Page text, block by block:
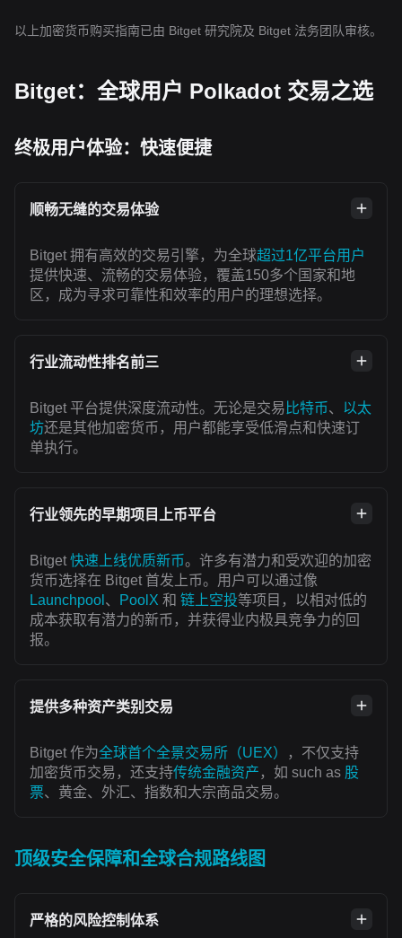
以上加密货币购买指南已由 Bitget 研究院及 Bitget 法务团队审核。
Bitget：全球用户 Polkadot 交易之选
终极用户体验：快速便捷
顺畅无缝的交易体验
Bitget 拥有高效的交易引擎，为全球超过1亿平台用户
提供快速、流畅的交易体验，覆盖150多个国家和地
区，成为寻求可靠性和效率的用户的理想选择。
行业流动性排名前三
Bitget 平台提供深度流动性。无论是交易 比特币、 以太
坊还是其他加密货币，用户都能享受低滑点和快速订
单执行。
行业领先的早期项目上币平台
Bitget 快速上线优质新币。许多有潜力和受欢迎的加密
货币选择在 Bitget 首发上币。用户可以通过像
Launchpool 、 PoolX 和 链上空投等项目，以相对低的
成本获取有潜力的新币，并获得业内极具竞争力的回
报。
提供多种资产类别交易
Bitget 作为全球首个全景交易所（UEX）
，不仅支持
加密货币交易，还支持传统金融资产 ，如 such as 股
票、黄金、外汇、指数和大宗商品交易。
顶级安全保障和全球合规路线图
严格的风险控制体系